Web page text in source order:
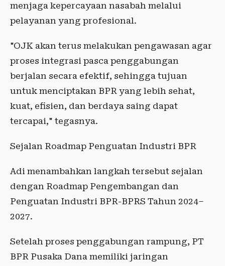
menjaga kepercayaan nasabah melalui
pelayanan yang profesional.
"OJK akan terus melakukan pengawasan agar
proses integrasi pasca penggabungan
berjalan secara efektif, sehingga tujuan
untuk menciptakan BPR yang lebih sehat,
kuat, efisien, dan berdaya saing dapat
tercapai," tegasnya.
Sejalan Roadmap Penguatan Industri BPR
Adi menambahkan langkah tersebut sejalan
dengan Roadmap Pengembangan dan
Penguatan Industri BPR-BPRS Tahun 2024–
2027.
Setelah proses penggabungan rampung, PT
BPR Pusaka Dana memiliki jaringan